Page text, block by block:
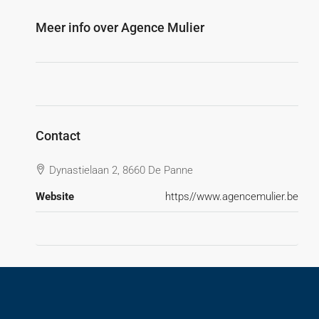
Meer info over Agence Mulier
Contact
Dynastielaan 2, 8660 De Panne
Website https//www.agencemulier.be